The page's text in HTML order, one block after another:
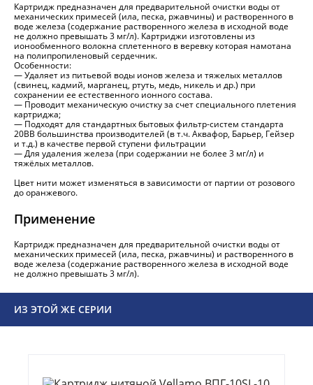
Картридж предназначен для предварительной очистки воды от
механических примесей (ила, песка, ржавчины) и растворенного в
воде железа (содержание растворенного железа в исходной воде
не должно превышать 3 мг/л). Картриджи изготовлены из
ионообменного волокна сплетенного в веревку которая намотана
на полипропиленовый сердечник.
Особенности:
— Удаляет из питьевой воды ионов железа и тяжелых металлов
(свинец, кадмий, марганец, ртуть, медь, никель и др.) при
сохранении ее естественного ионного состава.
— Проводит механическую очистку за счет специального плетения
картриджа;
— Подходят для стандартных бытовых фильтр-систем стандарта
20BB большинства производителей (в т.ч. Аквафор, Барьер, Гейзер
и т.д.) в качестве первой ступени фильтрации
— Для удаления железа (при содержании не более 3 мг/л) и
тяжёлых металлов.
Цвет нити может изменяться в зависимости от партии от розового
до оранжевого.
Применение
Картридж предназначен для предварительной очистки воды от
механических примесей (ила, песка, ржавчины) и растворенного в
воде железа (содержание растворенного железа в исходной воде
не должно превышать 3 мг/л).
ИЗ ЭТОЙ ЖЕ СЕРИИ